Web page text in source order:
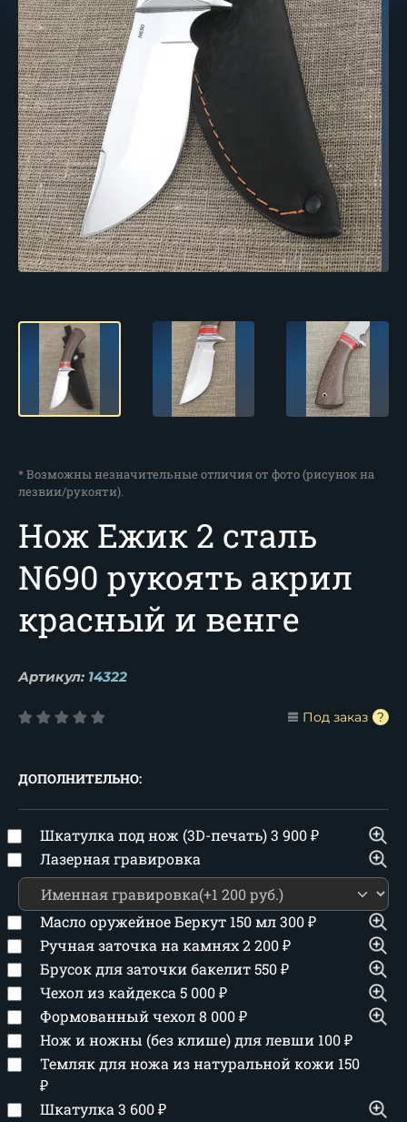
* Возможны незначительные отличия от фото (рисунок на
лезвии/рукояти).
Нож Ежик 2 сталь
N690 рукоять акрил
красный и венге
Артикул: 14322
Под заказ
ДОПОЛНИТЕЛЬНО:
Шкатулка под нож (3D-печать)3 900₽
Лазерная гравировка
Масло оружейное Беркут 150 мл300₽
Ручная заточка на камнях2 200₽
Брусок для заточки бакелит550₽
Чехол из кайдекса 5 000₽
Формованный чехол8 000₽
Нож и ножны (без клише) для левши 100₽
Темляк для ножа из натуральной кожи 150
₽
Шкатулка 3 600₽